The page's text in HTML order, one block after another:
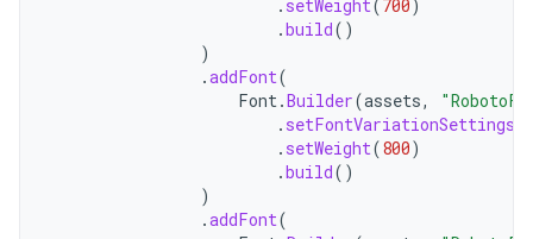
. setWeight(700)
.build()
)
.addFont(
Font.Builder(assets,
. setFontVariationSettings
. setWeight(800)
.build()
)
.addFont(